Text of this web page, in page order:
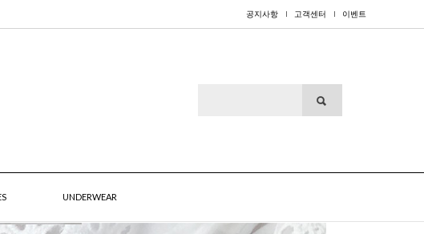
공지사항 고객센터 이벤트
UNDERWEAR